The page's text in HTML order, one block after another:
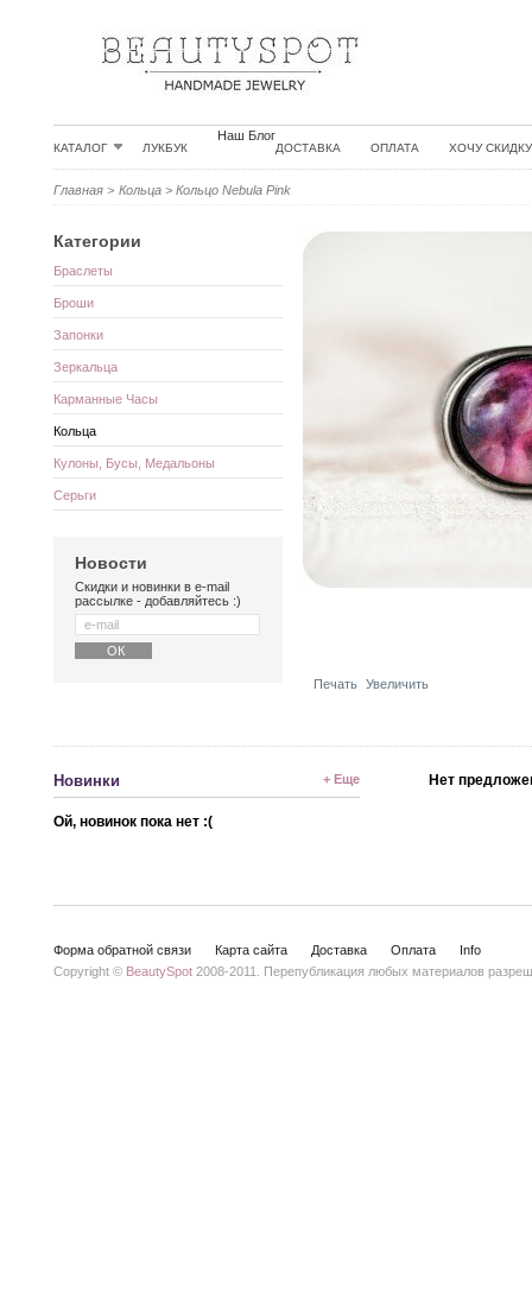
КАТАЛОГ ЛУКБУК
Наш Блог
ДОСТАВКА ОПЛАТА ХОЧУ СКИДКУ
Главная > Кольца > Кольцо Nebula Pink
Печать Увеличить
Категории
Браслеты
Броши
Запонки
Зеркальца
Карманные Часы
Кольца
Кулоны, Бусы, Медальоны
Серьги
Новости
Скидки и новинки в e-mail
рассылке - добавляйтесь :)
Новинки + Еще
Ой, новинок пока нет :(
Нет
Форма обратной связи Карта сайта Доставка Оплата
Info
Copyright © BeautySpot 2008-2011. Перепубликация любых материалов